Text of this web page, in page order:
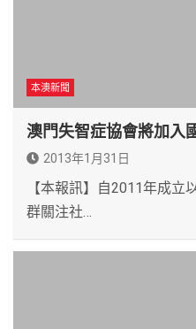
本澳新聞
澳門失智症協會將加入
2013年1月31日
【本報訊】自2011年成
群關注社…